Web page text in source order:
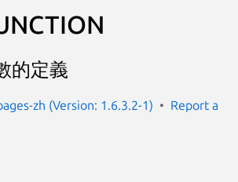
的定義
zh (Version: 1.6.3.2-1)
Report a